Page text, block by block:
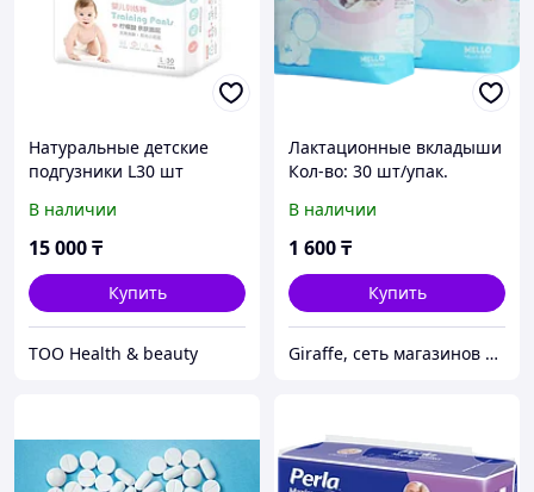
Натуральные детские
подгузники L30 шт
В наличии
15 000₸
Купить
TOO Health & beauty
Лактационные вкладыши
Кол-во: 30 шт/упак.
В наличии
1 600₸
Купить
Giraffe, сеть магазинов Жираф